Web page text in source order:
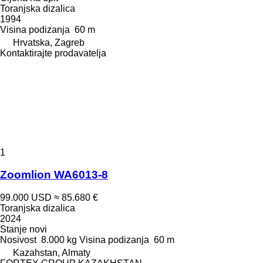
Toranjska dizalica
1994
Visina podizanja 60 m
Hrvatska, Zagreb
Kontaktirajte prodavatelja
1
Zoomlion WA6013-8
99.000 USD ≈ 85.680 €
Toranjska dizalica
2024
Stanje novi
Nosivost 8.000 kg Visina podizanja 60 m
Kazahstan, Almaty